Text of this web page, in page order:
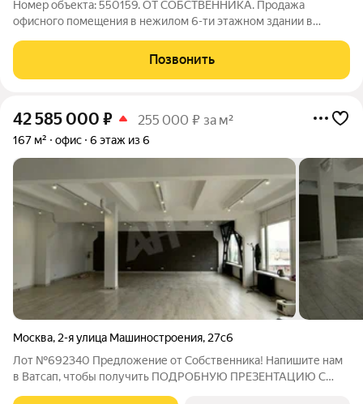
Номер объекта: 550159. ОТ СОБСТВЕННИКА. Продажа
офисного помещения в нежилом 6-ти этажном здании в
Помещение расположено на 6-м этаже бизнес-центра. Высота
потолков 3,4 метров. Планировка свободная,
Позвонить
42 585 000 ₽ 255 000 ₽ за м²
167 м² офис 6 этаж из 6
Москва, 2-я улица Машиностроения, 27с6
Лот №692340 Предложение от Собственника! Напишите нам
в Ватсап, чтобы получить ПОДРОБНУЮ ПРЕЗЕНТАЦИЮ С